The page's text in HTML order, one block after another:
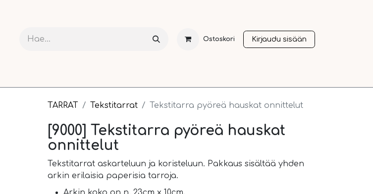
Ostoskori Kirjaudu sisään
TARRAT Tekstitarrat Tekstitarra pyöreä hauskat onnittelut
[9000] Tekstitarra pyöreä hauskat
onnittelut
Tekstitarrat askarteluun ja koristeluun. Pakkaus sisältää yhden
arkin erilaisia paperisia tarroja.